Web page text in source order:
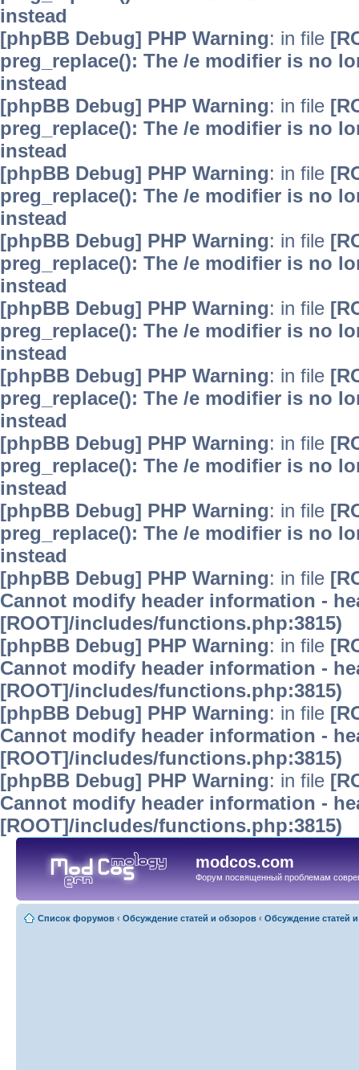
instead
[phpBB Debug] PHP Warning: in file
preg_replace(): The /e modifier is no
instead
[phpBB Debug] PHP Warning: in file
preg_replace(): The /e modifier is no
instead
[phpBB Debug] PHP Warning: in file
preg_replace(): The /e modifier is no
instead
[phpBB Debug] PHP Warning: in file
preg_replace(): The /e modifier is no
instead
[phpBB Debug] PHP Warning: in file
preg_replace(): The /e modifier is no
instead
[phpBB Debug] PHP Warning: in file
preg_replace(): The /e modifier is no
instead
[phpBB Debug] PHP Warning: in file
preg_replace(): The /e modifier is no
instead
[phpBB Debug] PHP Warning: in file
preg_replace(): The /e modifier is no
instead
[phpBB Debug] PHP Warning: in file
Cannot modify header information -
[ROOT]/includes/functions.php:3815)
[phpBB Debug] PHP Warning: in file
Cannot modify header information -
[ROOT]/includes/functions.php:3815)
[phpBB Debug] PHP Warning: in file
Cannot modify header information -
[ROOT]/includes/functions.php:3815)
[phpBB Debug] PHP Warning: in file
Cannot modify header information -
[ROOT]/includes/functions.php:3815)
modcos.com
Форум посвященный проблемам
Список форумов ‹ Обсуждение статей и обзоров ‹ Обсуждение статей